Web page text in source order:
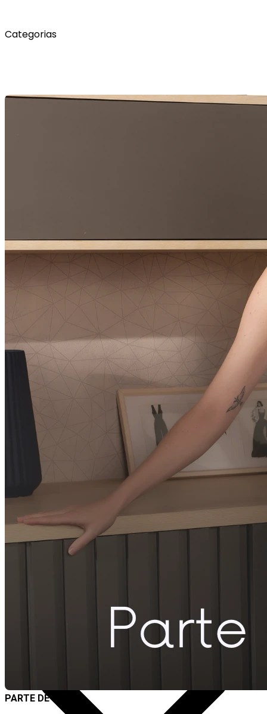
PARTE DE CIMA
Categorias